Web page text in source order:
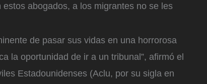
abogados, a los migrantes no se les
de pasar sus vidas en una horrorosa
la oportunidad de ir a un tribunal”, afirmó el
Estadounidenses (Aclu, por su sigla en